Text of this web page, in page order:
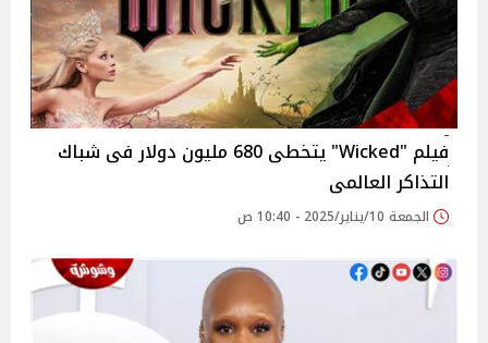
فيلم "Wicked" يتخطى 680 مليون دولار فى شباك
التذاكر العالمى
الجمعة 10/يناير/2025 - 10:40 ص